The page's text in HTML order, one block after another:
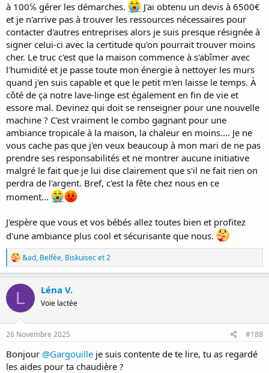
à 100℅ gérer les démarches.
J'ai obtenu un devis à 6500€
et je n'arrive pas à trouver les ressources nécessaires pour
contacter d'autres entreprises alors je suis presque résignée à
signer celui-ci avec la certitude qu'on pourrait trouver moins
cher. Le truc c'est que la maison commence à s'abîmer avec
l'humidité et je passe toute mon énergie à nettoyer les murs
quand j'en suis capable et que le petit m'en laisse le temps. À
côté de ça notre lave-linge est également en fin de vie et
essore mal. Devinez qui doit se renseigner pour une nouvelle
machine ? C'est vraiment le combo gagnant pour une
ambiance tropicale à la maison, la chaleur en moins.... Je ne
vous cache pas que j'en veux beaucoup à mon mari de ne pas
prendre ses responsabilités et ne montrer aucune initiative
malgré le fait que je lui dise clairement que s'il ne fait rien on
perdra de l'argent. Bref, c'est la fête chez nous en ce
moment...
J'espère que vous et vos bébés allez toutes bien et profitez
d'une ambiance plus cool et sécurisante que nous.
R
é
a
c
i
o
n
s
&ad, Belfée, Biskuisecet 2
L Léna V.
Voie lactée
26 Novembre 2025 #188
Bonjour @Gargouille je suis contente de te lire, tu as regardé
les aides pour ta chaudière ?